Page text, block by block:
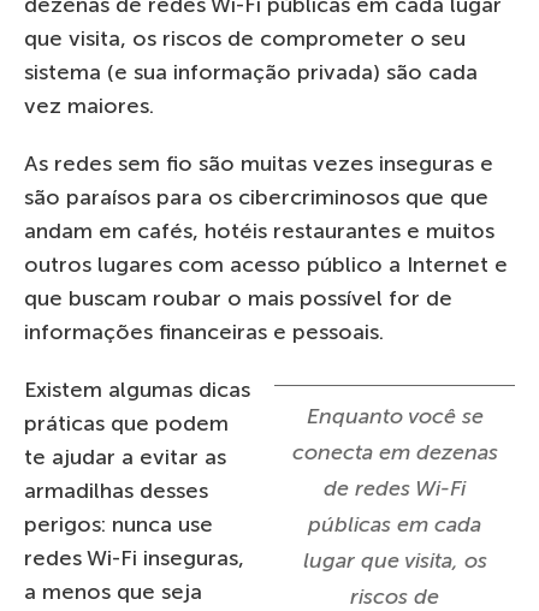
que visita, os riscos de comprometer o seu
sistema (e sua informação privada) são cada
vez maiores.
As redes sem fio são muitas vezes inseguras e
são paraísos para os cibercriminosos que que
andam em cafés, hotéis restaurantes e muitos
outros lugares com acesso público a Internet e
que buscam roubar o mais possível for de
informações financeiras e pessoais.
Enquanto você se
conecta em dezenas
de redes Wi-Fi
públicas em cada
lugar que visita, os
riscos de
Existem algumas dicas
práticas que podem
te ajudar a evitar as
armadilhas desses
perigos: nunca use
redes Wi-Fi inseguras,
a menos que seja